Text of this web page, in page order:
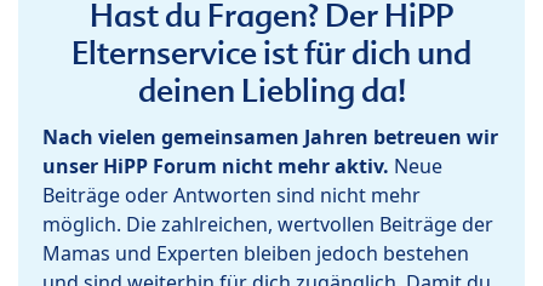
Hast du Fragen? Der HiPP
Elternservice ist für dich und
deinen Liebling da!
Nach vielen gemeinsamen Jahren betreuen wir
unser HiPP Forum nicht mehr aktiv. Neue
Beiträge oder Antworten sind nicht mehr
möglich. Die zahlreichen, wertvollen Beiträge der
Mamas und Experten bleiben jedoch bestehen